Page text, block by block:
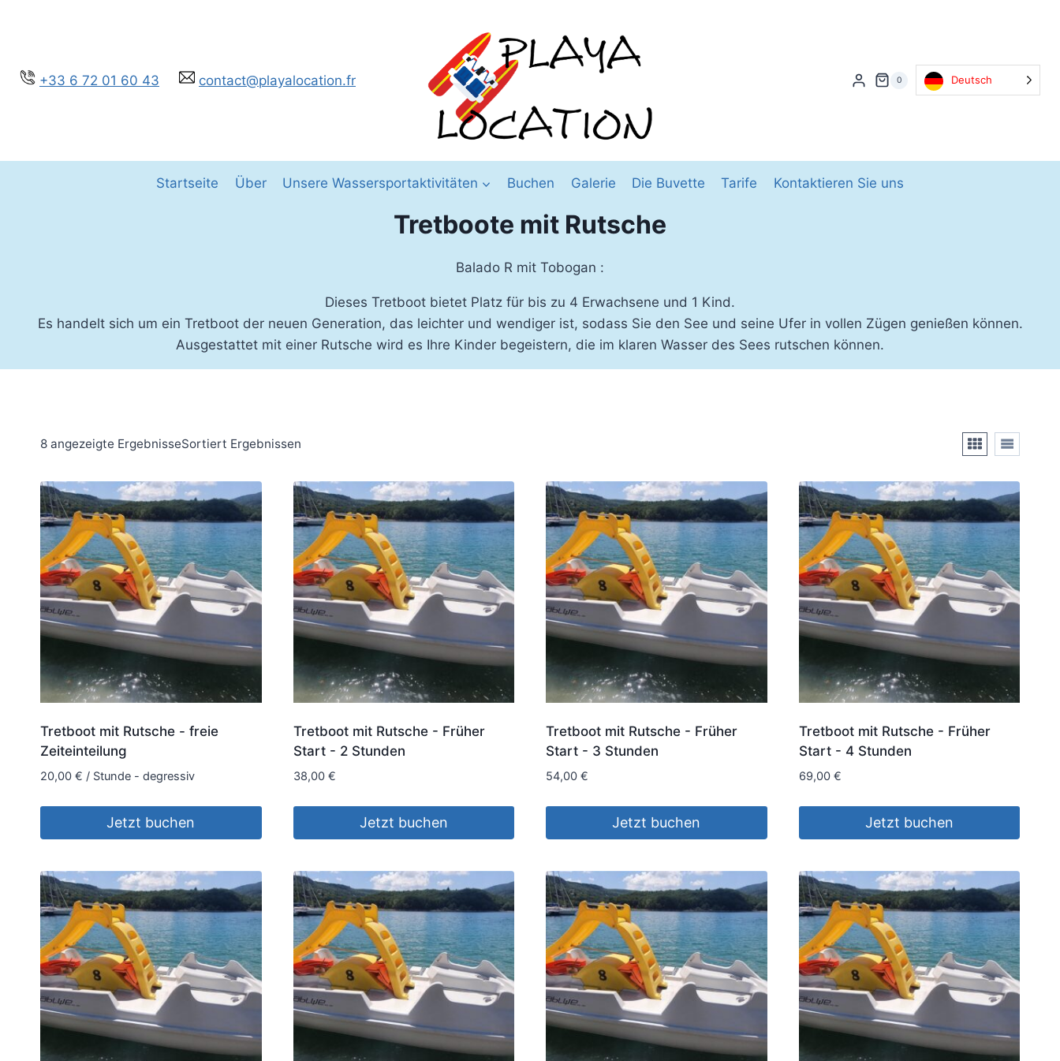
+33 6 72 01 60 43
contact@playalocation.fr 0 Deutsch
Startseite Über Unsere Wassersportaktivitäten Buchen Galerie Die Buvette Tarife Kontaktieren Sie uns
Tretboote mit Rutsche
Balado R mit Tobogan :
Dieses Tretboot bietet Platz für bis zu 4 Erwachsene und 1 Kind.
Es handelt sich um ein Tretboot der neuen Generation, das leichter und wendiger ist, sodass Sie den See und seine Ufer in vollen Zügen genießen können.
Ausgestattet mit einer Rutsche wird es Ihre Kinder begeistern, die im klaren Wasser des Sees rutschen können.
8 angezeigte ErgebnisseSortiert nach
ältesten
Ergebnissen
Tretboot mit Rutsche - freie
Zeiteinteilung
20,00 € / Stunde - degressiv
Jetzt buchen
Tretboot mit Rutsche - Früher
Start - 2 Stunden
38,00 €
Jetzt buchen
Tretboot mit Rutsche - Früher
Start - 3 Stunden
54,00 €
Jetzt buchen
Tretboot mit Rutsche - Früher
Start - 4 Stunden
69,00 €
Jetzt buchen